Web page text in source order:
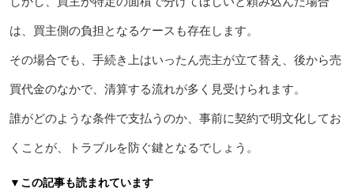
は、買主側の負担となるケースも存在します。
その場合でも、手続き上はいったん売主が立て替え、後から売
買代金のなかで、清算する流れが多く見受けられます。
誰がどのような条件で支払うのか、事前に契約で明文化してお
くことが、トラブルを防ぐ鍵となるでしょう。
▼この記事も読まれています